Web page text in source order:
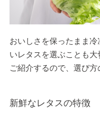
おいしさを保ったまま
いレタスを選ぶことも
ご紹介するので、選び方
新鮮なレタスの特徴